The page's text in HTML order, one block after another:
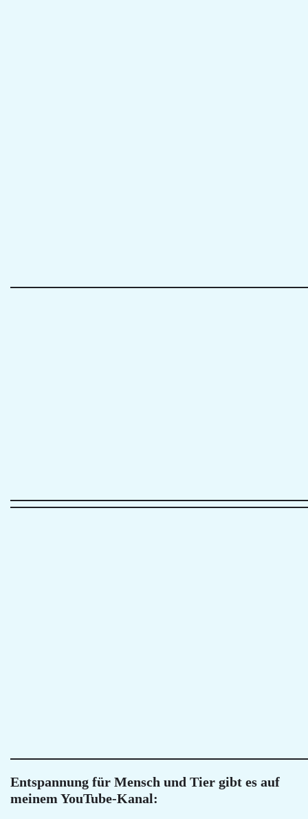
Entspannung für Mensch und Tier gibt es auf
meinem YouTube-Kanal: